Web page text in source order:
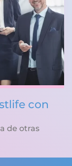
con
de otras